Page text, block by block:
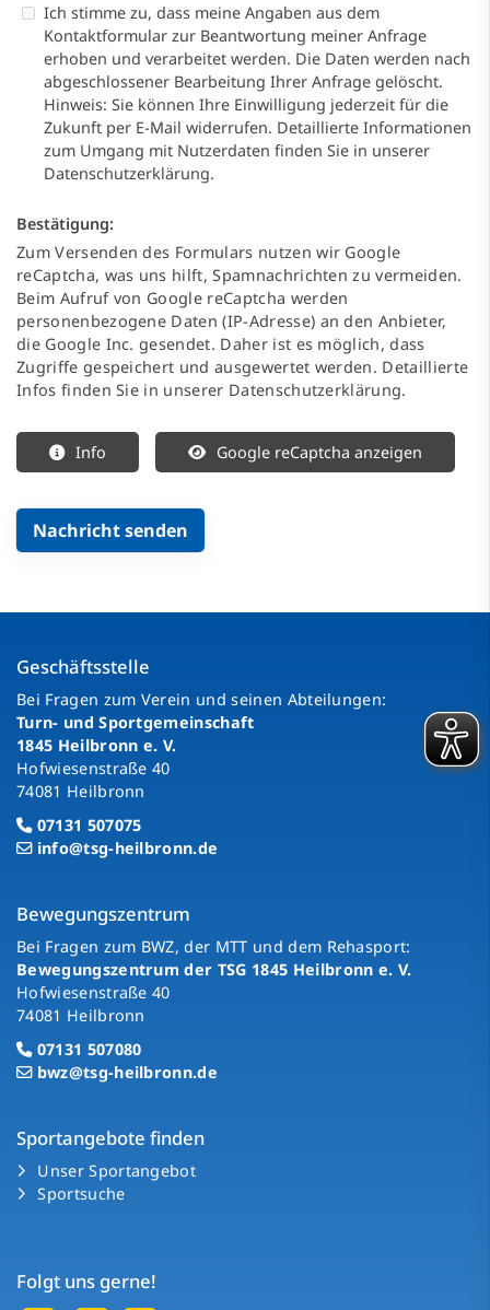
Ich stimme zu, dass meine Angaben aus dem
Kontaktformular zur Beantwortung meiner Anfrage
erhoben und verarbeitet werden. Die Daten werden nach
abgeschlossener Bearbeitung Ihrer Anfrage gelöscht.
Hinweis: Sie können Ihre Einwilligung jederzeit für die
Zukunft per E-Mail widerrufen. Detaillierte Informationen
zum Umgang mit Nutzerdaten finden Sie in unserer
Datenschutzerklärung.
Bestätigung:
Zum Versenden des Formulars nutzen wir Google
reCaptcha, was uns hilft, Spamnachrichten zu vermeiden.
Beim Aufruf von Google reCaptcha werden
personenbezogene Daten (IP-Adresse) an den Anbieter,
die Google Inc. gesendet. Daher ist es möglich, dass
Zugriffe gespeichert und ausgewertet werden. Detaillierte
Infos finden Sie in unserer Datenschutzerklärung.
Info Google reCaptcha anzeigen
Geschäftsstelle
Bei Fragen zum Verein und seinen Abteilungen:
Turn- und Sportgemeinschaft
1845 Heilbronn e. V.
Hofwiesenstraße 40
74081 Heilbronn
07131 507075
info@tsg-heilbronn.de
Bewegungszentrum
Bei Fragen zum BWZ, der MTT und dem Rehasport:
Bewegungszentrum der TSG 1845 Heilbronn e. V.
Hofwiesenstraße 40
74081 Heilbronn
07131 507080
bwz@tsg-heilbronn.de
Sportangebote finden
Unser Sportangebot
Sportsuche
Folgt uns gerne!